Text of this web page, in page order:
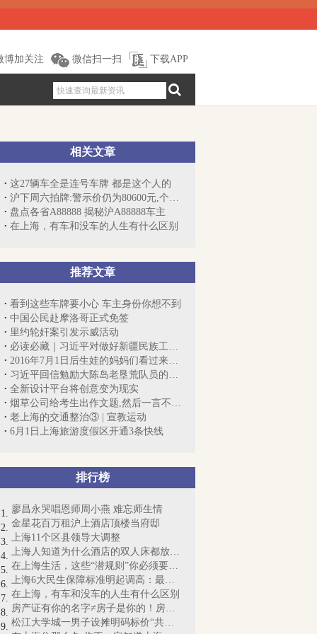
博加关注 微信扫一扫 下载APP
相关文章
这27辆车全是连号车牌 都是这个人的
沪下周六拍牌:警示价仍为80600元,个人额...
盘点各省A88888 揭秘沪A88888车主
在上海，有车和没车的人生有什么区别
推荐文章
看到这些车牌要小心 车主身份你想不到
中国公民赴摩洛哥正式免签
里约轮奸案引发示威活动
必读必藏｜习近平对做好新疆民族工作重要...
2016年7月1日后生娃的妈妈们看过来~领取...
习近平回信勉励大陈岛老垦荒队员的后代
全新设计平台将创意变为现实
烟草公司给考生出作文题,然后一言不合就...
老上海的交通整治③ | 宣教运动
6月1日上海旅游度假区开通3条快线
排行榜
廖昌永哭唱恩师周小燕 难忘师生情
金星花百万租沪上酒店顶楼当府邸
上海11个区县领导大调整
上海人知道为什么酒店的双人床都放4个枕...
在上海生活，这些“潜规则”你必须要懂！
上海6大民生保障标准明起调高：最低工资...
在上海，有车和没车的人生有什么区别
房产证有你的名字≠房子是你的！房产证即...
松江大学城一男子设摊明码标价“共享女友...